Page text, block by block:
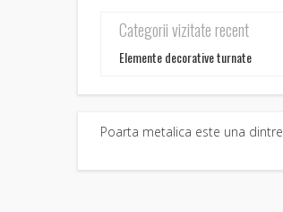
Categorii vizitate recent
Elemente decorative turnate
Poarta metalica este una